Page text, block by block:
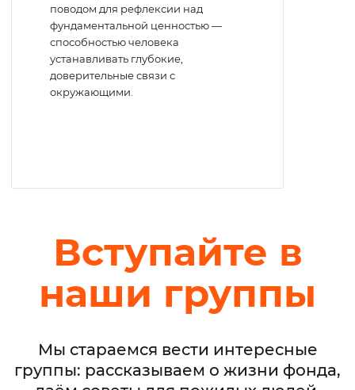
поводом для рефлексии над
фундаментальной ценностью —
способностью человека
устанавливать глубокие,
доверительные связи с
окружающими.
Вступайте в
наши группы
Мы стараемся вести интересные
группы: рассказываем о жизни фонда,